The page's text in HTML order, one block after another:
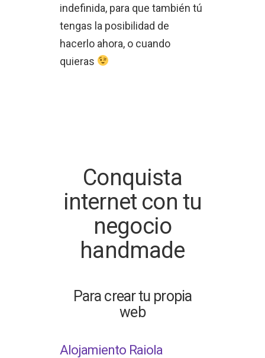
indefinida, para que también tú
tengas la posibilidad de
hacerlo ahora, o cuando
quieras
Conquista
internet con tu
negocio
handmade
Para crear tu propia
web
Alojamiento Raiola